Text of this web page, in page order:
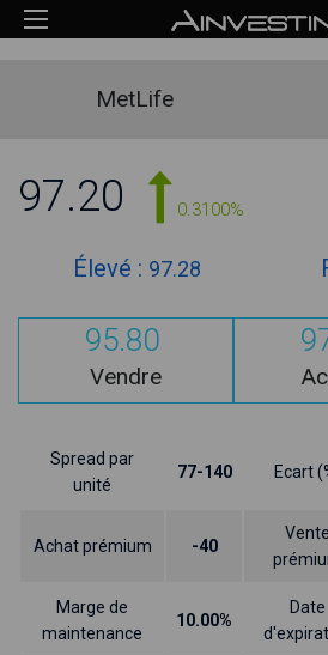
MetLife
97.20 0.3100%
Élevé : 97.28
95.80
Vendre
Spread par
unité
77-140 Ecart
Achat prémium -40
Vente
Marge de
maintenance
10.00%
Date